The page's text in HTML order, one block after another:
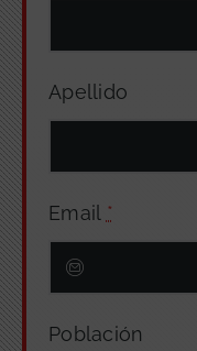
Apellido
Email *
Población